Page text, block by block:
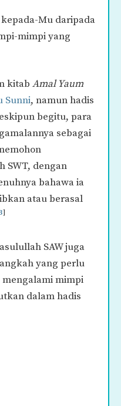
Mu daripada
mimpi yang
kitab Amal Yaum
Sunni, namun hadis
begitu, para
sebagai
SWT, dengan
bahawa ia
atau berasal
]
SAW juga
yang perlu
mimpi
dalam hadis